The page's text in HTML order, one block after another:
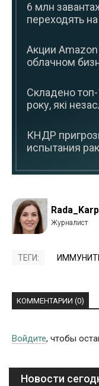
6 млн
переходять на
Акции
облачном
Складено
року, які
КНДР
испытания
ТЕГИ:
КОММЕНТАРИИ (0)
Войдите, чтобы
Новости